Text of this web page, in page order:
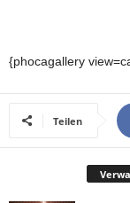
{phocagallery
Teilen